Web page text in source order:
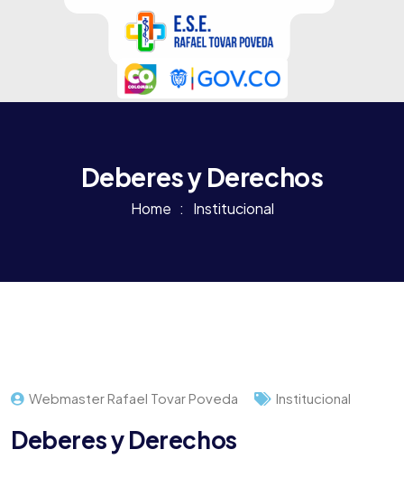
Deberes y Derechos
Home Institucional
Webmaster Rafael Tovar Poveda Institucional
Deberes y Derechos